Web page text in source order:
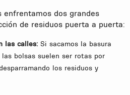
enfrentamos dos grandes
de residuos puerta a puerta:
las calles: Si sacamos la basura
bolsas suelen ser rotas por
los residuos y